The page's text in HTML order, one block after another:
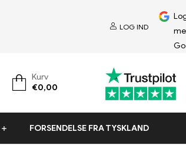
LOG IND
Kurv
€0,00
FORSENDELSE FRA TYSKLAND